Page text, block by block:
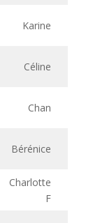
Karine
Céline
Chan
Bérénice
Charlotte
F